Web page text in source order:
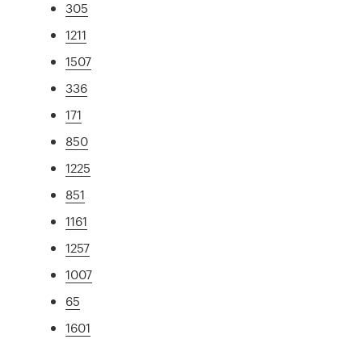
305
1211
1507
336
171
850
1225
851
1161
1257
1007
65
1601